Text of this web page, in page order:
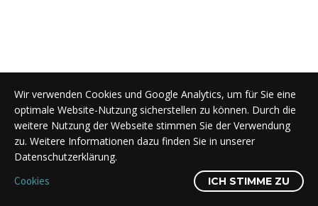
Wir verwenden Cookies und Google Analytics, um für Sie eine
optimale Website-Nutzung sicherstellen zu können. Durch die
weitere Nutzung der Webseite stimmen Sie der Verwendung
zu. Weitere Informationen dazu finden Sie in unserer
Datenschutzerklärung.
Cookies
ICH STIMME ZU